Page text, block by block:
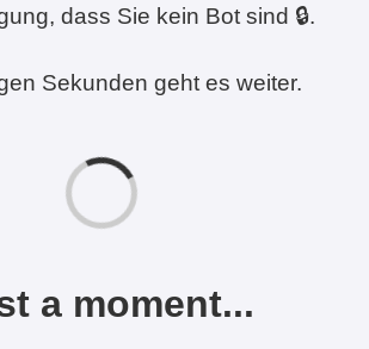
dass Sie kein Bot sind 🔒.
Sekunden geht es weiter.
a moment...